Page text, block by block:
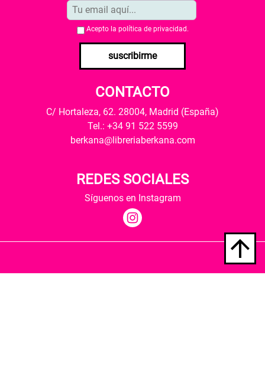
Acepto la política de privacidad .
suscribirme
CONTACTO
C/ Hortaleza, 62. 28004, Madrid (España)
Tel.: +34 91 522 5599
berkana@libreriaberkana.com
REDES SOCIALES
Síguenos en Instagram